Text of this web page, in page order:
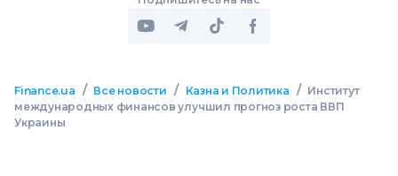
Finance.ua / Все новости / Казна и Политика / Институт
международных финансов улучшил прогноз роста ВВП
Украины